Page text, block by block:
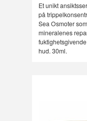
Et unikt
på
Sea Osmoter
mineralenes
hud. 30ml.